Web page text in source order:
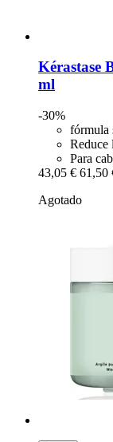
Kérastase
ml
-30%
fórmula
Reduce
Para
43,05 € 61,50
Agotado